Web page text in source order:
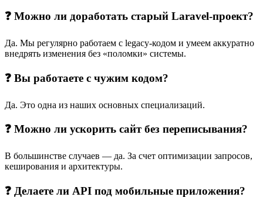
❓ Можно ли доработать старый Laravel-проект?
Да. Мы регулярно работаем с legacy-кодом и умеем аккуратно
внедрять изменения без «поломки» системы.
❓ Вы работаете с чужим кодом?
Да. Это одна из наших основных специализаций.
❓ Можно ли ускорить сайт без переписывания?
В большинстве случаев — да. За счет оптимизации запросов,
кеширования и архитектуры.
❓ Делаете ли API под мобильные приложения?